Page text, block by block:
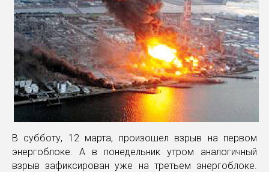
В субботу, 12 марта, произошел взрыв на первом
энергоблоке. А в понедельник утром аналогичный
взрыв зафиксирован уже на третьем энергоблоке.